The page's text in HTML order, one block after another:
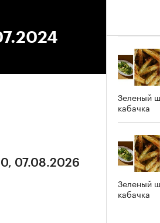
07.08.2026
Зеленый
кабачка
Зеленый
кабачка